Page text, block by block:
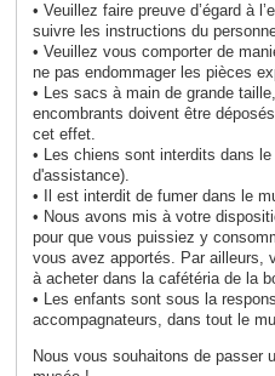
• Veuillez faire preuve d’égard à
suivre les instructions du
• Veuillez vous comporter de
ne pas endommager les pièces
• Les sacs à main de grande
encombrants doivent être
cet effet.
• Les chiens sont interdits dans
d'assistance).
• Il est interdit de fumer dans le
• Nous avons mis à votre
pour que vous puissiez y
vous avez apportés. Par ailleurs,
à acheter dans la cafétéria de la
• Les enfants sont sous la
accompagnateurs, dans tout le
Nous vous souhaitons de passer